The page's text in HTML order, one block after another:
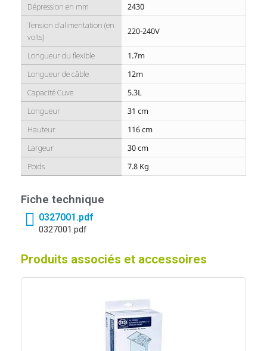
Dépression en mm
2430
Tension d'alimentation (en
volts)
220-240V
Longueur du flexible
1.7m
Longueur de câble
12m
Capacité Cuve
5.3L
Longueur
31 cm
Hauteur
116 cm
Largeur
30 cm
Poids
7.8 Kg
Fiche technique
0327001.pdf
0327001.pdf
Produits associés et accessoires